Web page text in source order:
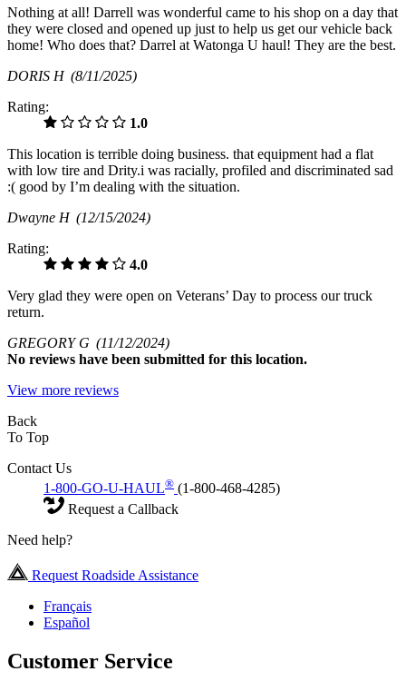
Nothing at all! Darrell was wonderful came to his shop on a day that
they were closed and opened up just to help us get our vehicle back
home! Who does that? Darrel at Watonga U haul! They are the best.
DORIS H (8/11/2025)
Rating:
1.0
This location is terrible doing business. that equipment had a flat
with low tire and Drity.i was racially, profiled and discriminated sad
:( good by I’m dealing with the situation.
Dwayne H (12/15/2024)
Rating:
4.0
Very glad they were open on Veterans’ Day to process our truck
return.
GREGORY G (11/12/2024)
No reviews have been submitted for this location.
View more reviews
Back
To Top
Contact Us
1-800-GO-U-HAUL® (1-800-468-4285)
Request a Callback
Need help?
Request Roadside Assistance
Français
Español
Customer Service